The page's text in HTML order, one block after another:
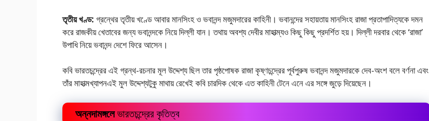
তৃতীয় খণ্ড: গ্রন্থের তৃতীয় খণ্ডে আবার মানসিংহ ও ভবানন্দ মজুমদারের কাহিনী। ভবানন্দের সহায়তায় মানসিংহ রাজা প্রতাপাদিত্যকে দমন
করে রাজকীয় খেতাবের জন্য ভবানন্দকে নিয়ে দিল্লী যান। তথায় অবশ্য দেবীর মাহাত্ম্যও কিছু কিছু প্রদর্শিত হয়। দিল্লী দরবার থেকে ‘রাজা’
উপাধি নিয়ে ভবানন্দ দেশে ফিরে আসেন।
কবি ভারতচন্দ্রের এই গ্রন্থ-রচনার মূল উদ্দেশ্য ছিল তার পৃষ্ঠপােষক রাজা কৃষ্ণচন্দ্রের পূর্বপুরুষ ভবানন্দ মজুমদারকে দেব-অংশ বলে বর্ণনা এবং
তাঁর মাহাত্মখ্যাপনএই মুল উদ্দেশ্যটুকু মাথায় রেখেই কবি চারদিক থেকে এত কাহিনী টেনে এনে এর সঙ্গে জুড়ে দিয়েছেন।
অন্নদামঙ্গলেভারতচন্দ্রের কৃতিত্ব